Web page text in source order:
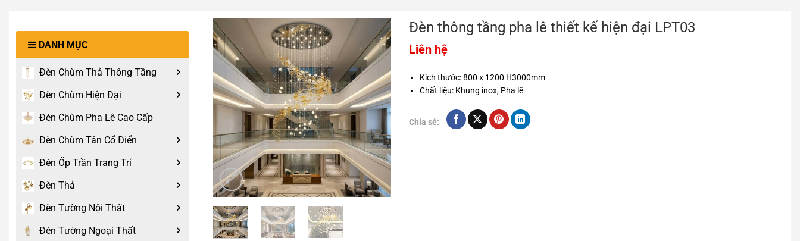
DANH MỤC
Đèn Chùm Thả Thông Tầng
Đèn Chùm Hiện Đại
Đèn Chùm Pha Lê Cao Cấp
Đèn Chùm Tân Cổ Điển
Đèn Ốp Trần Trang Trí
Đèn Thả
Đèn Tường Nội Thất
Đèn Tường Ngoại Thất
Đèn thông tầng pha lê thiết kế hiện đại LPT03
Liên hệ
Kích thước: 800 x 1200 H3000mm
Chất liệu: Khung inox, Pha lê
Chia sẻ: